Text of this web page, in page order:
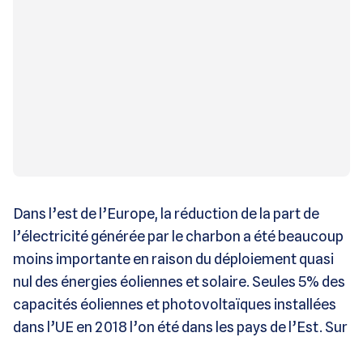
Dans l’est de l’Europe, la réduction de la part de
l’électricité générée par le charbon a été beaucoup
moins importante en raison du déploiement quasi
nul des énergies éoliennes et solaire. Seules 5% des
capacités éoliennes et photovoltaïques installées
dans l’UE en 2018 l’on été dans les pays de l’Est. Sur